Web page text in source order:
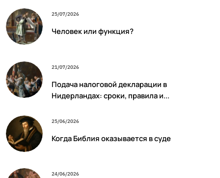
25/07/2026
Человек или функция?
21/07/2026
Подача налоговой декларации в
Нидерландах: сроки, правила и...
25/06/2026
Когда Библия оказывается в суде
24/06/2026